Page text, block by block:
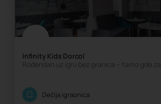
Infinity Kids Dorcol
Dečija igraonica